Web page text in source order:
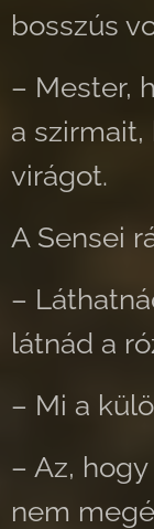
bosszús
– Mester,
a
virágot.
A Sensei
–
látnád a
– Mi a
– Az,
nem